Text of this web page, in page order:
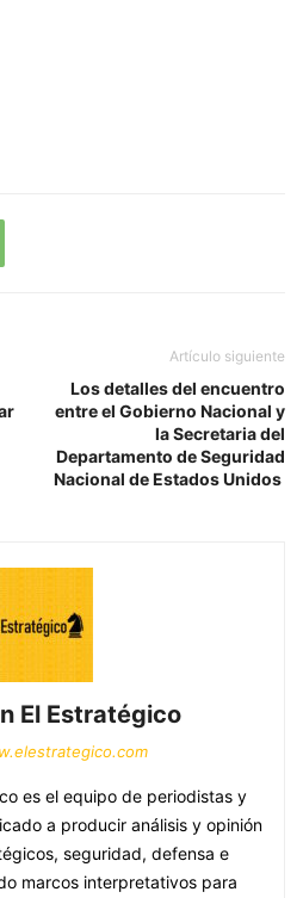
Artículo siguiente
Los detalles del encuentro
entre el Gobierno Nacional y
la Secretaria del
Departamento de Seguridad
Nacional de Estados Unidos
El Estratégico
es el equipo de periodistas y
a producir análisis y opinión
seguridad, defensa e
marcos interpretativos para